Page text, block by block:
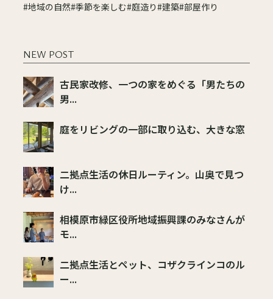
#地域の自然#季節を楽しむ#庭造り#建築#部屋作り
NEW POST
古民家改修、一つの家をめぐる「男たちの
男...
庭をリビングの一部に取り込む、大きな窓
二拠点生活の休日ルーティン。山奥で見つ
け...
相模原市緑区役所地域振興課のみなさんが
モ...
二拠点生活とペット、コザクラインコのル
ー...